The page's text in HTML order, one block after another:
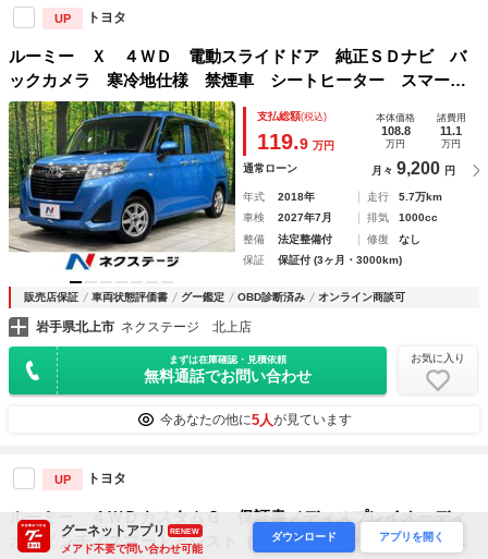
UP トヨタ
ルーミー Ｘ ４ＷＤ 電動スライドドア 純正ＳＤナビ バ
ックカメラ 寒冷地仕様 禁煙車 シートヒーター スマート
キー ＥＴＣ オートエアコン １４インチＡＷ Ｂｌｕｅｔ
ｏｏｔｈ再生 ＣＤ／ＤＶＤ再生 地デジ
支払総額(税込)
119.9 万円
本体価格
108.8
万円
諸費用
11.1
万円
通常ローン 月々 9,200 円
年式 2018年 走行
5.7万km
車検
2027年7月 排気
1000cc
整備
法定整備付 修復
なし
保証
保証付 (3ヶ月・3000km)
販売店保証 車両状態評価書 グー鑑定 OBD診断済み オンライン商談可
岩手県北上市 ネクステージ 北上店
まずは在庫確認・見積依頼
無料通話でお問い合わせ
お気に入り
今あなたの他に5人が見ています
UP トヨタ
ルーミー ４ＷＤカスタムＧ 保証書／ディスプレイオーディ
オ９インチ／スマートアシスト（トヨタ・ダイハツ）／両側電
グーネットアプリ RENEW
メアド不要で問い合わせ可能
ダウンロード アプリを開く